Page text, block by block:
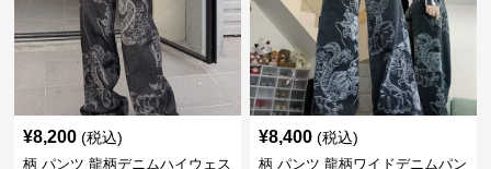
¥8,200 (税込)
柄 パンツ 龍柄デニムハイウェス
¥8,400 (税込)
柄 パンツ 龍柄ワイドデニムパン